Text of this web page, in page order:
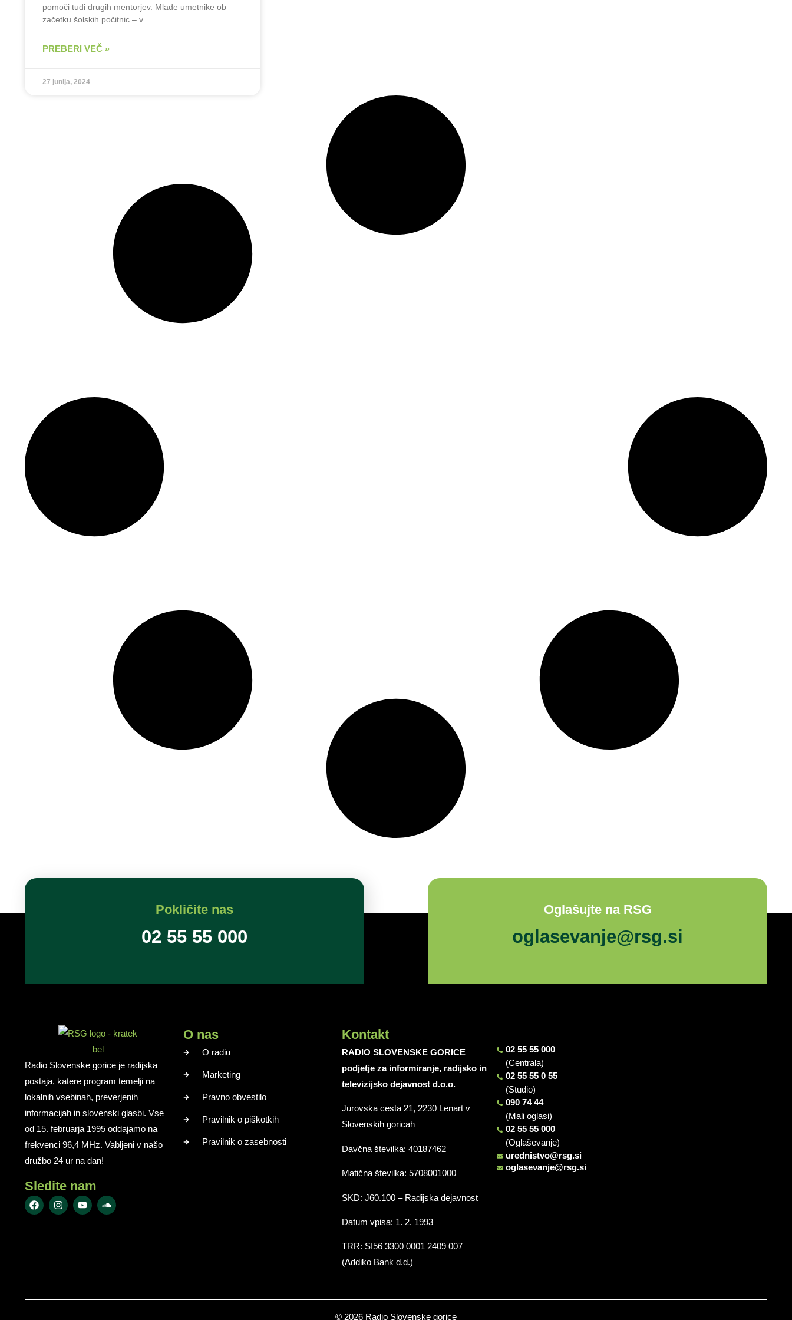
pomoči tudi drugih mentorjev. Mlade umetnike ob
začetku šolskih počitnic – v
PREBERI VEČ »
27 junija, 2024
Pokličite nas
02 55 55 000
Oglašujte na RSG
oglasevanje@rsg.si
Radio Slovenske gorice je radijska
postaja, katere program temelji na
lokalnih vsebinah, preverjenih
informacijah in slovenski glasbi. Vse
od 15. februarja 1995 oddajamo na
frekvenci 96,4 MHz. Vabljeni v našo
družbo 24 ur na dan!
Sledite nam
O nas
O radiu
Marketing
Pravno obvestilo
Pravilnik o piškotkih
Pravilnik o zasebnosti
Kontakt
RADIO SLOVENSKE GORICE
podjetje za informiranje, radijsko in
televizijsko dejavnost d.o.o.
Jurovska cesta 21, 2230 Lenart v
Slovenskih goricah
Davčna številka: 40187462
Matična številka: 5708001000
SKD: J60.100 – Radijska dejavnost
Datum vpisa: 1. 2. 1993
TRR: SI56 3300 0001 2409 007
(Addiko Bank d.d.)
02 55 55 000
(Centrala)
02 55 55 0 55
(Studio)
090 74 44
(Mali oglasi)
02 55 55 000
(Oglaševanje)
urednistvo@rsg.si
oglasevanje@rsg.si
© 2026 Radio Slovenske gorice